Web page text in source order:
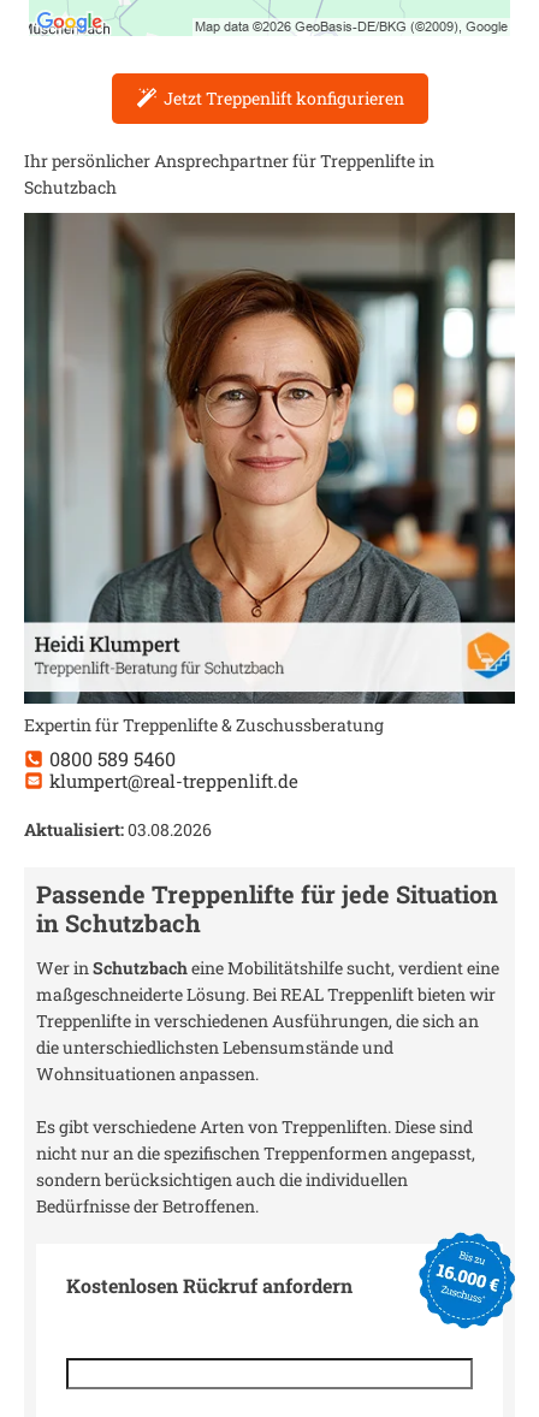
Jetzt Treppenlift konfigurieren
Ihr persönlicher Ansprechpartner für Treppenlifte in
Schutzbach
Expertin für Treppenlifte & Zuschussberatung
0800 589 5460
klumpert@real-treppenlift.de
Aktualisiert:03.08.2026
Passende Treppenlifte für jede Situation
in Schutzbach
Wer inSchutzbacheine Mobilitätshilfe sucht, verdient eine
maßgeschneiderte Lösung. Bei REAL Treppenlift bieten wir
Treppenlifte in verschiedenen Ausführungen, die sich an
die unterschiedlichsten Lebensumstände und
Wohnsituationen anpassen.
Es gibt verschiedene Arten von Treppenliften. Diese sind
nicht nur an die spezifischen Treppenformen angepasst,
sondern berücksichtigen auch die individuellen
Bedürfnisse der Betroffenen.
Kostenlosen Rückruf anfordern